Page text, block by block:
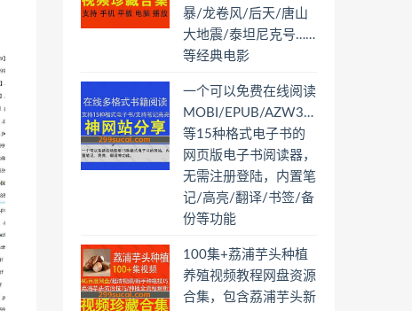
暴/龙卷风/后天/唐山
大地震/泰坦尼克号……
等经典电影
一个可以免费在线阅读
MOBI/EPUB/AZW3…
等15种格式电子书的
网页版电子书阅读器，
无需注册登陆，内置笔
记/高亮/翻译/书签/备
份等功能
100集+荔浦芋头种植
养殖视频教程网盘资源
合集，包含荔浦芋头新